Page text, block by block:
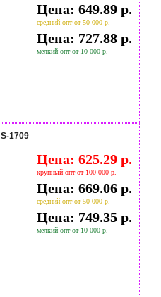
Цена: 649.89 р.
средний опт от 50 000 р.
Цена: 727.88 р.
мелкий опт от 10 000 р.
1709
Цена: 625.29 р.
крупный опт от 100 000 р.
Цена: 669.06 р.
средний опт от 50 000 р.
Цена: 749.35 р.
мелкий опт от 10 000 р.